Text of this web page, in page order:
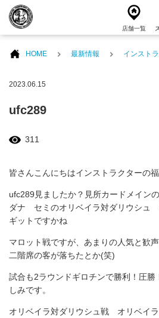
店舗一覧
HOME 最新情報 インスト
2023.06.15
ufc289
311
皆さんこんにちはインストラクターの福
ufc289見ましたか？見所カードメイン
ダナ セミのオリベイラ対ダリウシュ
ギットですかね
マロット戦ですが、あまりの人気と歓
二階席の客が落ちたとか(笑)
試合も2ラウンドギロチンで勝利！圧勝
しみです。
オリベイラ対ダリウシュ戦 オリベイ